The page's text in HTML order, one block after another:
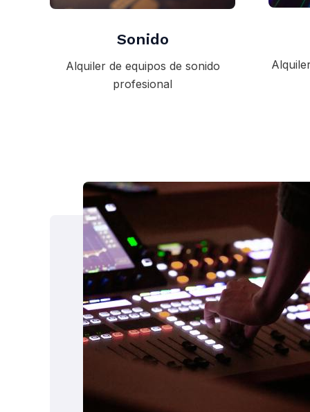
Sonido
Alquiler de equipos de sonido
profesional